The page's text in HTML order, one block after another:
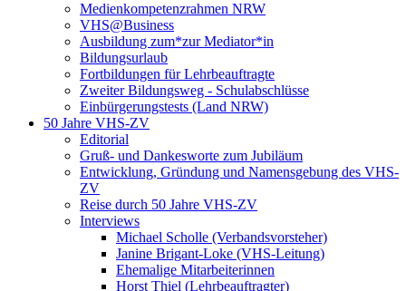
Medienkompetenzrahmen NRW
VHS@Business
Ausbildung zum*zur Mediator*in
Bildungsurlaub
Fortbildungen für Lehrbeauftragte
Zweiter Bildungsweg - Schulabschlüsse
Einbürgerungstests (Land NRW)
50 Jahre VHS-ZV
Editorial
Gruß- und Dankesworte zum Jubiläum
Entwicklung, Gründung und Namensgebung des VHS-
ZV
Reise durch 50 Jahre VHS-ZV
Interviews
Michael Scholle (Verbandsvorsteher)
Janine Brigant-Loke (VHS-Leitung)
Ehemalige Mitarbeiterinnen
Horst Thiel (Lehrbeauftragter)